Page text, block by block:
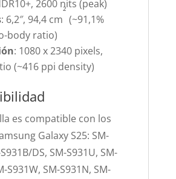
2600 nits (peak)
: 6,2″, 94,4 cm
²
(~91,1%
body ratio)
: 1080 x 2340 pixels,
(~416 ppi density)
es compatible con los
Galaxy S25: SM-
DS, SM-S931U, SM-
S931W, SM-S931N, SM-